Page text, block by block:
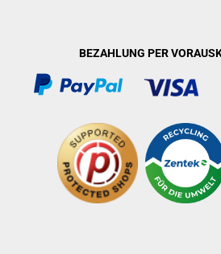
BEZAHLUNG PER